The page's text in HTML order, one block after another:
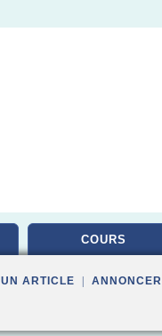
COURS
UN ARTICLE ANNONCER